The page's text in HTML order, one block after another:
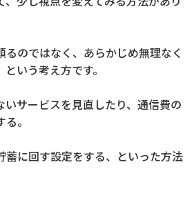
のではなく、あらかじめ無理なく
いう考え方です。
いサービスを見直したり、通信費の
。
蓄に回す設定をする、といった方法